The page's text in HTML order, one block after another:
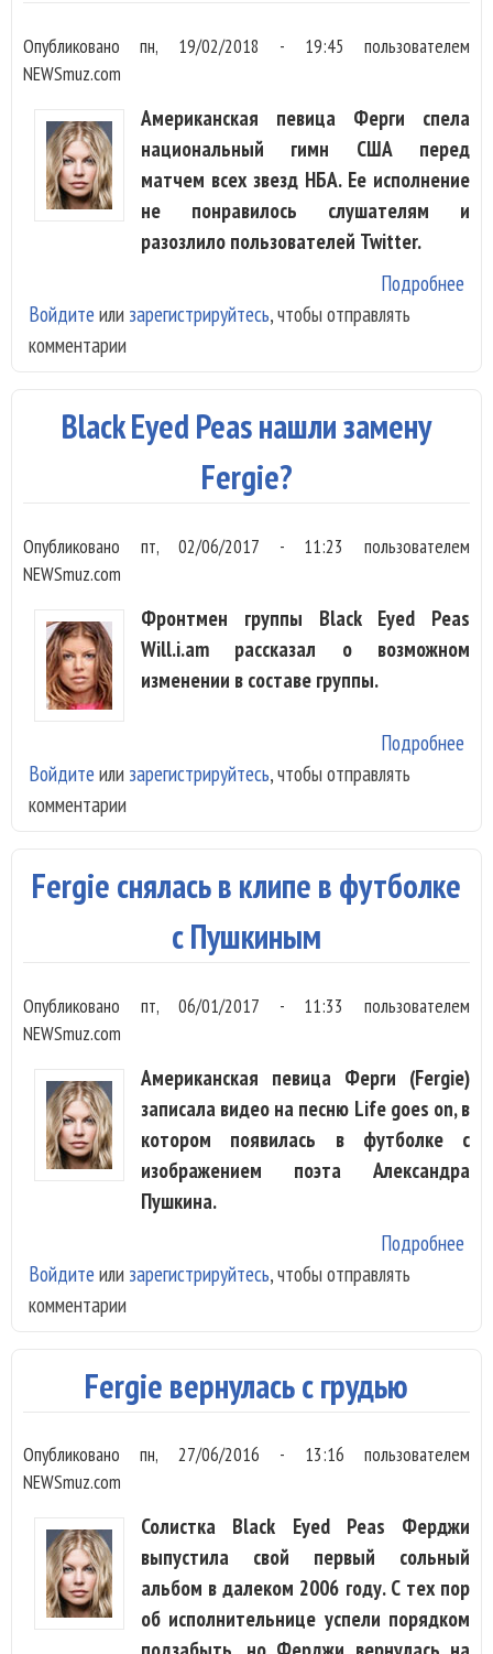
Опубликованопн, 19/02/2018 - 19:45 пользователем
NEWSmuz.com
Американская певица Ферги спела
национальный гимн США перед
матчем всех звезд НБА. Ее исполнение
не понравилось слушателям и
разозлило пользователей Twitter.
Подробнее
Войдите или зарегистрируйтесь, чтобы отправлять
комментарии
Black Eyed Peas нашли замену
Fergie?
Опубликовано пт, 02/06/2017 - 11:23
пользователем
NEWSmuz.com
Фронтмен группы Black Eyed Peas
Will.i.am рассказал о возможном
изменении в составе группы.
Подробнее
Войдите или зарегистрируйтесь, чтобы отправлять
комментарии
Fergie снялась в клипе в футболке
с Пушкиным
Опубликовано пт, 06/01/2017 - 11:33
пользователем
NEWSmuz.com
Американская певица Ферги (Fergie)
записала видео на песню Life goes on, в
котором появилась в футболке с
изображением поэта Александра
Пушкина.
Подробнее
Войдите или зарегистрируйтесь, чтобы отправлять
комментарии
Fergie вернулась с грудью
Опубликованопн, 27/06/2016 - 13:16 пользователем
NEWSmuz.com
Солистка Black Eyed Peas Ферджи
выпустила свой первый сольный
альбом в далеком 2006 году. С тех пор
об исполнительнице успели порядком